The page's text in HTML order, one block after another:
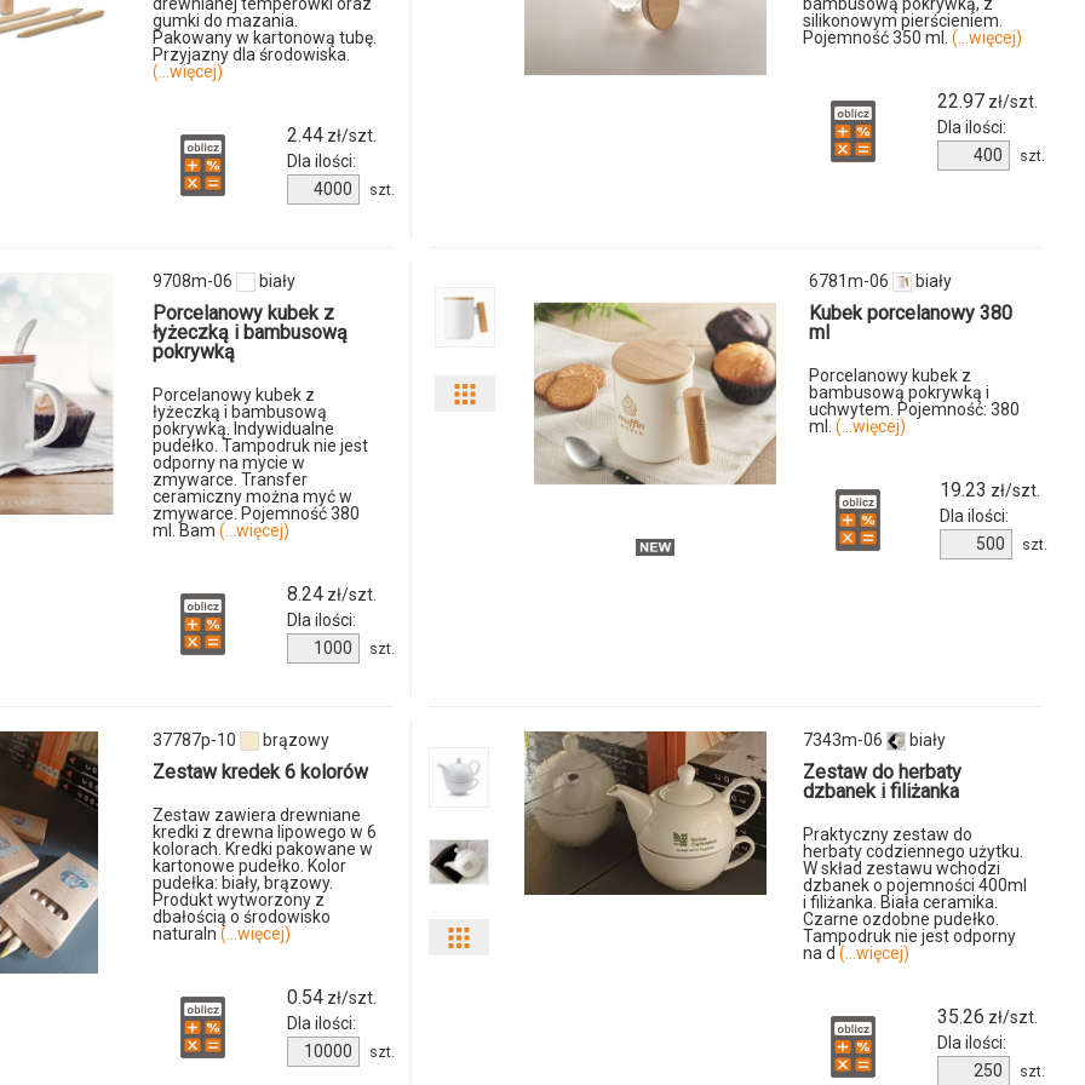
gumki do mazania.
Pakowany w kartonową tubę.
Przyjazny dla środowiska.
(...więcej)
2.44 zł/szt.
Dla ilości:
Ilość
produktu
szt.
silikonowym pierścieniem.
Pojemność 350 ml. (...więcej)
22.97 zł/szt.
Dla ilości:
produktu
szt.
9708m-06 biały
Porcelanowy kubek z
łyżeczką i bambusową
pokrywką
Porcelanowy kubek z
łyżeczką i bambusową
pokrywką. Indywidualne
pudełko. Tampodruk nie jest
odporny na mycie w
zmywarce. Transfer
ceramiczny można myć w
zmywarce. Pojemność 380
ml. Bam (...więcej)
8.24 zł/szt.
Dla ilości:
Ilość
produktu
szt.
odmiany
6781m-06 biały
Kubek porcelanowy 380
ml
Porcelanowy kubek z
bambusową pokrywką i
uchwytem. Pojemność: 380
ml. (...więcej)
19.23 zł/szt.
Dla ilości:
produktu
szt.
37787p-10 brązowy
Zestaw kredek 6 kolorów
Zestaw zawiera drewniane
kredki z drewna lipowego w 6
kolorach. Kredki pakowane w
kartonowe pudełko. Kolor
pudełka: biały, brązowy.
Produkt wytworzony z
dbałością o środowisko
naturaln (...więcej)
0.54 zł/szt.
Dla ilości:
Ilość
produktu
szt.
7343m-06 biały
Zestaw do herbaty
dzbanek i filiżanka
Praktyczny zestaw do
herbaty codziennego użytku.
W skład zestawu wchodzi
dzbanek o pojemności 400ml
i filiżanka. Biała ceramika.
Czarne ozdobne pudełko.
Tampodruk nie jest odporny
na d (...więcej)
35.26 zł/szt.
Dla ilości:
szt.